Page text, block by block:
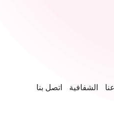
الشفافية اتصل بنا